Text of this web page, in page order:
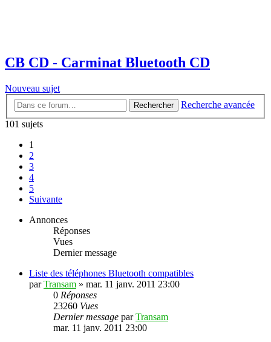
CB CD - Carminat Bluetooth CD
Nouveau sujet
Rechercher
Recherche avancée
101 sujets
1
2
3
4
5
Suivante
Annonces
Réponses
Vues
Dernier message
Liste des téléphones Bluetooth compatibles
parTransam » mar. 11 janv. 2011 23:00
0 Réponses
23260 Vues
Dernier message parTransam
mar. 11 janv. 2011 23:00